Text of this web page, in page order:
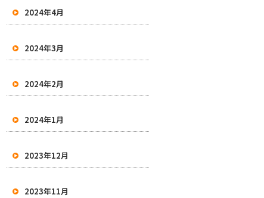
2024年4月
2024年3月
2024年2月
2024年1月
2023年12月
2023年11月